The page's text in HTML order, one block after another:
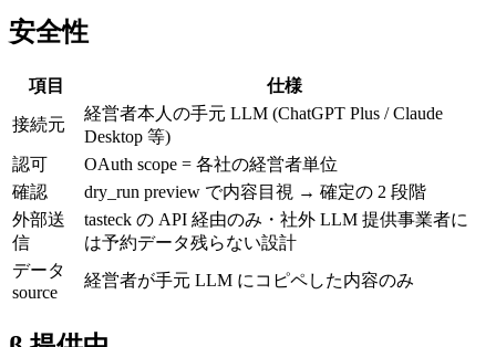
安全性
項目 仕様
接続元
経営者本人の手元 LLM (ChatGPT Plus / Claude
Desktop 等)
認可
OAuth scope = 各社の経営者単位
確認
dry_run preview で内容目視 → 確定の 2 段階
外部送
信
tasteck の API 経由のみ・社外 LLM 提供事業者に
は予約データ残らない設計
データ
source
経営者が手元 LLM にコピペした内容のみ